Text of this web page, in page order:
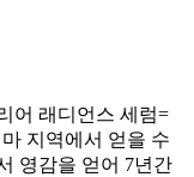
어 래디언스 세럼=
지역에서 얻을 수
영감을 얻어 7년간